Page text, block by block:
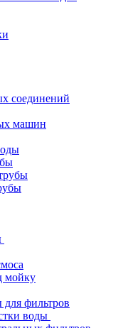
соединений
машин
мойку
фильтров
воды